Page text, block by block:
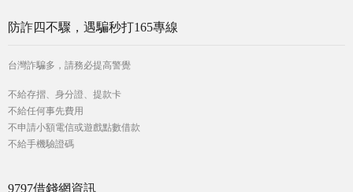
防詐四不驟，遇騙秒打165專線
台灣詐騙多，請務必提高警覺
不給存摺、身分證、提款卡
不給任何事先費用
不申請小額電信或遊戲點數借款
不給手機驗證碼
9797借錢網資訊